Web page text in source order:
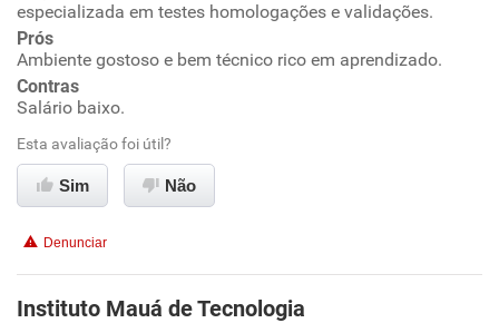
Ambiente de trabalho
Conciliação com a vida familiar
Benefícios
Recomenda a diretoria
especializada em testes homologações e validações.
Prós
Ambiente gostoso e bem técnico rico em aprendizado.
Contras
Salário baixo.
Esta avaliação foi útil?
Sim Não
Denunciar
Instituto Mauá de Tecnologia